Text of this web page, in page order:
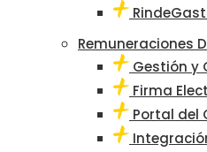
Remuneraciones
Gestión y
Firma
Portal del